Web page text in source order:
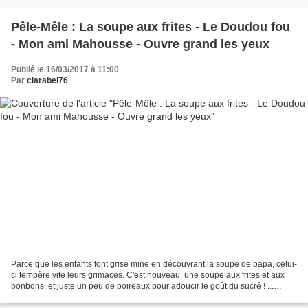
Pêle-Mêle : La soupe aux frites - Le Doudou fou
- Mon ami Mahousse - Ouvre grand les yeux
Publié le 16/03/2017 à 11:00
Par clarabel76
Parce que les enfants font grise mine en découvrant la soupe de papa, celui-
ci tempère vite leurs grimaces. C'est nouveau, une soupe aux frites et aux
bonbons, et juste un peu de poireaux pour adoucir le goût du sucré ! ...